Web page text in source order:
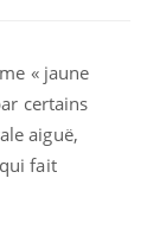
« jaune
certains
aiguë,
fait